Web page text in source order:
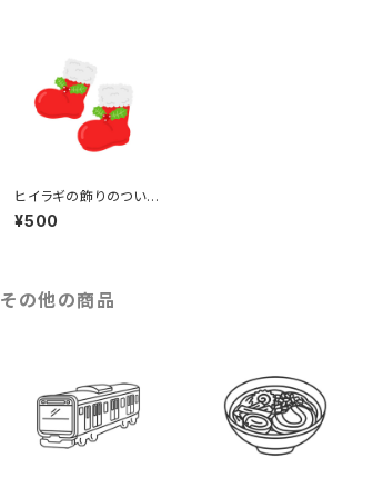
ヒイラギの飾りのつい
た、サンタクロースのブ
ーツのイラスト（eps+p
¥500
その他の商品